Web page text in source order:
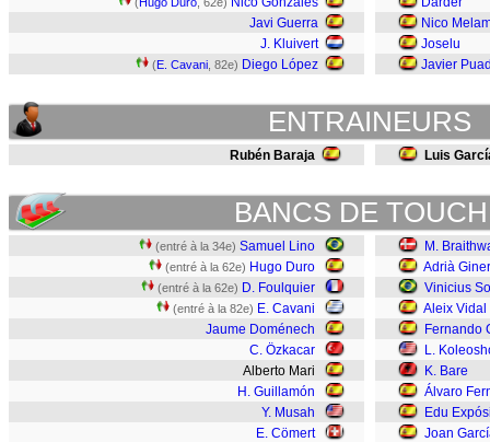
Javi Guerra
J. Kluivert
(E. Cavani , 82e) Diego López
Nico
Joselu
Javier
ENTRAINEURS
Rubén Baraja Luis
BANCS DE
(entré à la 34e) Samuel Lino
(entré à la 62e) Hugo Duro
(entré à la 62e) D. Foulquier
(entré à la 82e) E. Cavani
Jaume Doménech
C. Özkacar
Alberto Mari
H. Guillamón
Y. Musah
E. Cömert
M.
Adrià Giner
Vinicius
Aleix Vidal
Fernando
L.
K. Bare
Álvaro
Edu
Joan